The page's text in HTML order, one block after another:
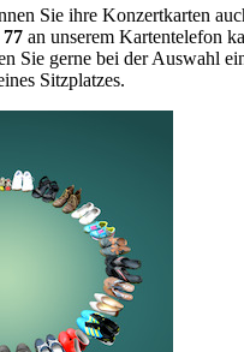
Sie ihre Konzertkarten
77 an unserem Kartentelefon
Sie gerne bei der Auswahl
Sitzplatzes.